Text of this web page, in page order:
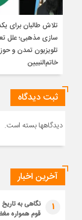
تلاش طالبان برای
سازی مذهبی؛ علل
تلویزیون تمدن و
خاتم‌النبیین
ثبت دیدگاه
دیدگاهها بسته است.
آخرین اخبار
1
نگاهی به
قوم همواره